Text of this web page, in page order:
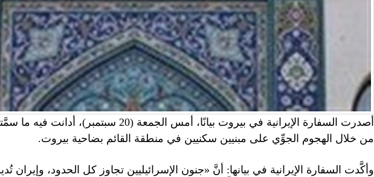
أصدرت السفارة الإيرانية في بيروت بيانًا، أمس
من خلال الهجوم الجوِّي على مبنيين سكنيين في منطقة القائم بضاحية بيروت.
وأكَّدت السفارة الإيرانية في بيانها: أنَّ «جنون الإسرائيليين تجاوز كل الحدود، وإيران